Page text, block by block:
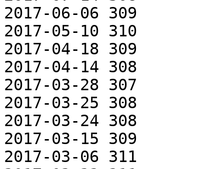
2017-06-06 309
2017-05-10 310
2017-04-18 309
2017-04-14 308
2017-03-28 307
2017-03-25 308
2017-03-24 308
2017-03-15 309
2017-03-06 311